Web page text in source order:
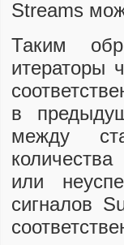
Streams
Таким
итераторы
в
между
или
сигналов